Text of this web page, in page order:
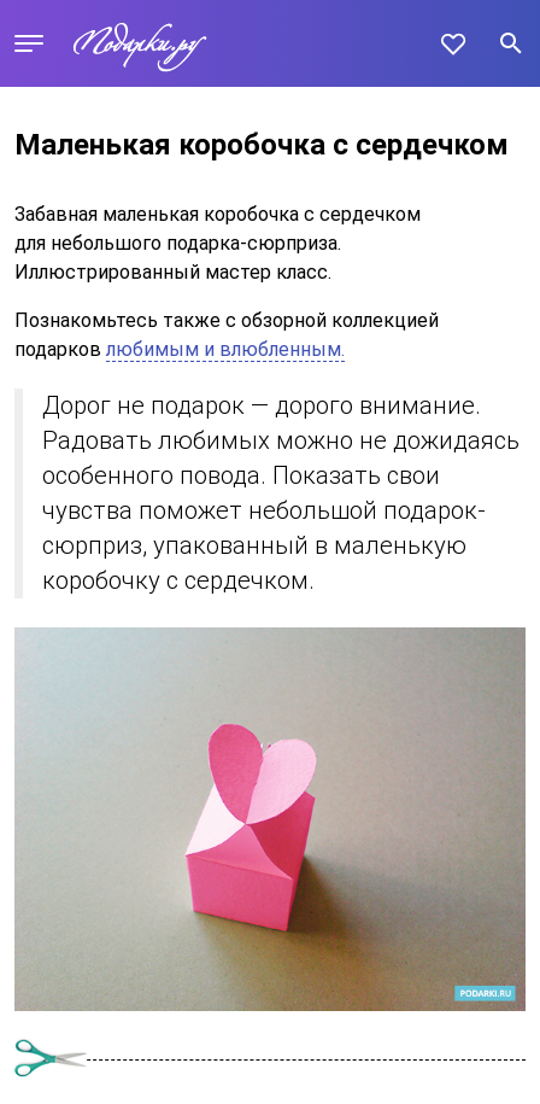
Маленькая коробочка с сердечком
Забавная маленькая коробочка с сердечком
для небольшого подарка-сюрприза.
Иллюстрированный мастер класс.
Познакомьтесь также с обзорной коллекцией
подарковлюбимым и влюбленным.
Дорог не подарок — дорого внимание.
Радовать любимых можно не дожидаясь
особенного повода. Показать свои
чувства поможет небольшой подарок-
сюрприз, упакованный в маленькую
коробочку с сердечком.